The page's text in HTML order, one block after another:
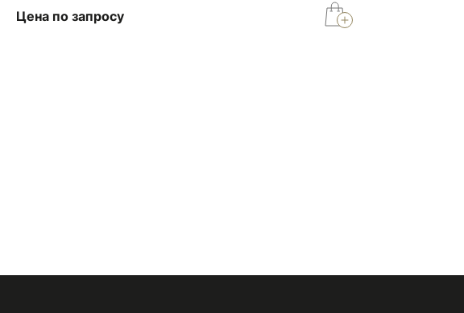
Цена по запросу